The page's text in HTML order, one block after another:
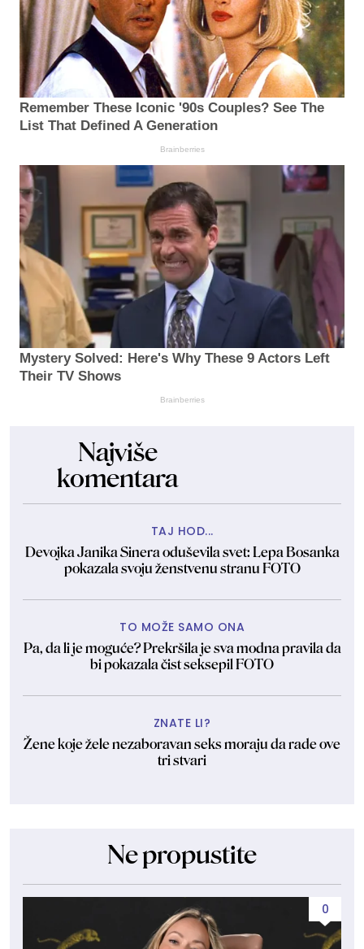
Remember These Iconic '90s Couples? See The
List That Defined A Generation
Brainberries
Mystery Solved: Here's Why These 9 Actors Left
Their TV Shows
Brainberries
Najviše
komentara
TAJ HOD...
Devojka Janika Sinera oduševila svet: Lepa Bosanka
pokazala svoju ženstvenu stranu FOTO
TO MOŽE SAMO ONA
Pa, da li je moguće? Prekršila je sva modna pravila da
bi pokazala čist seksepil FOTO
ZNATE LI?
Žene koje žele nezaboravan seks moraju da rade ove
tri stvari
Ne propustite
0